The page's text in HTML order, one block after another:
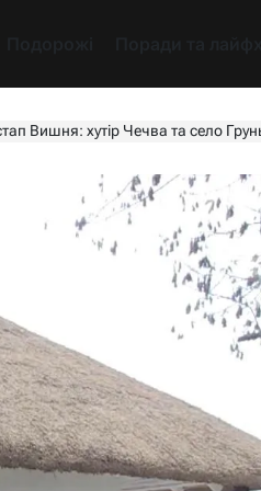
Вишня: хутір Чечва та село